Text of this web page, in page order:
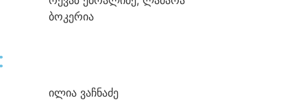
ბოკერია
ილია ვაჩნაძე